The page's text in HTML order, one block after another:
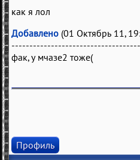
как я лол
Добавлено (01 Октябрь 11,
фак, у мчазе2 тоже(
Профиль